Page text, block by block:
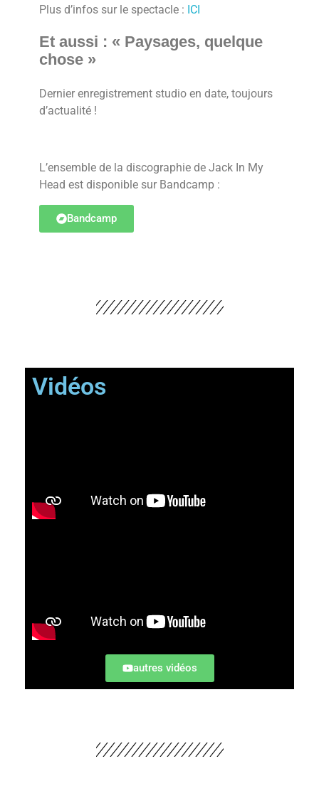
Plus d’infos sur le spectacle : ICI
Et aussi : « Paysages, quelque
chose »
Dernier enregistrement studio en date, toujours
d’actualité !
L’ensemble de la discographie de Jack In My
Head est disponible sur Bandcamp :
Bandcamp
Vidéos
autres vidéos